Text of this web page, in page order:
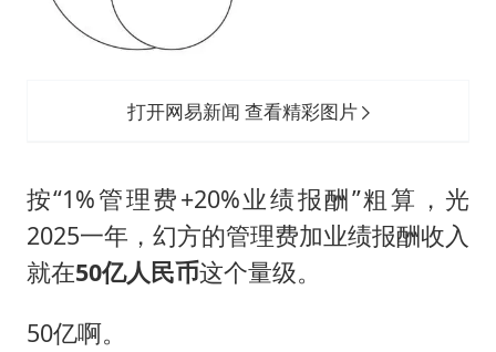
打开网易新闻 查看精彩图片
按“1%管理费+20%业绩报酬”粗算，光
2025一年，幻方的管理费加业绩报酬收入
就在50亿人民币这个量级。
50亿啊。